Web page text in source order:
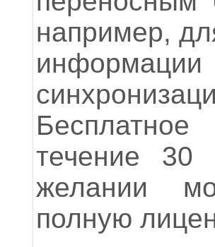
например,
течение 30
желании
полную